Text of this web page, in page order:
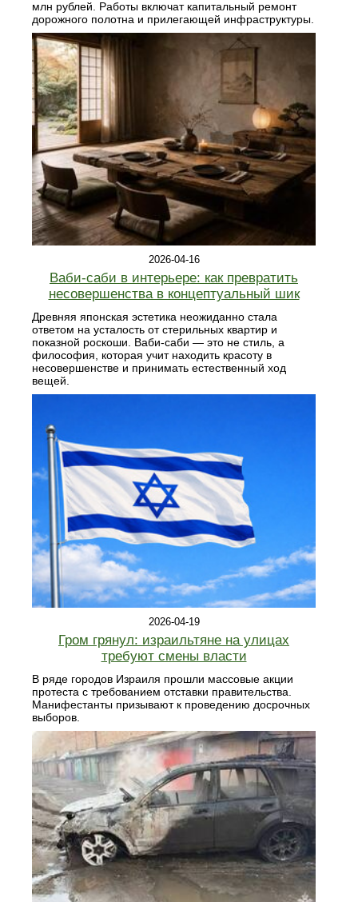
млн рублей. Работы включат капитальный ремонт
дорожного полотна и прилегающей инфраструктуры.
2026-04-16
Ваби-саби в интерьере: как превратить
несовершенства в концептуальный шик
Древняя японская эстетика неожиданно стала
ответом на усталость от стерильных квартир и
показной роскоши. Ваби-саби — это не стиль, а
философия, которая учит находить красоту в
несовершенстве и принимать естественный ход
вещей.
2026-04-19
Гром грянул: израильтяне на улицах
требуют смены власти
В ряде городов Израиля прошли массовые акции
протеста с требованием отставки правительства.
Манифестанты призывают к проведению досрочных
выборов.